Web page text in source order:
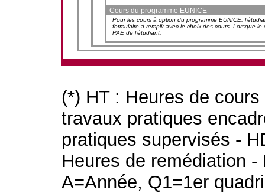
Cours du programme EUNICE
Pour les cours à option du programme EUNICE,
formulaire à remplir avec le choix des cours. Lorsque
PAE de l'étudiant.
(*) HT : Heures de
travaux pratiques
pratiques supervisés -
Heures de remédiation
A=Année, Q1=1er